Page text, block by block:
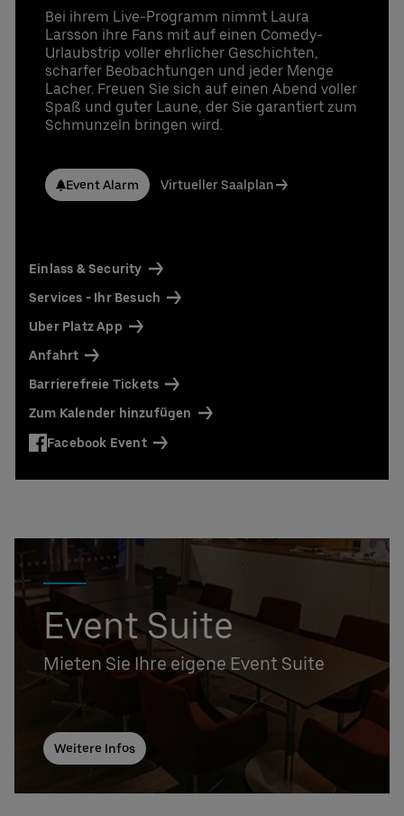
Bei ihrem Live-Programm nimmt Laura
Larsson ihre Fans mit auf einen Comedy-
Urlaubstrip voller ehrlicher Geschichten,
scharfer Beobachtungen und jeder Menge
Lacher. Freuen Sie sich auf einen Abend voller
Spaß und guter Laune, der Sie garantiert zum
Schmunzeln bringen wird.
Event Alarm Virtueller Saalplan
Einlass & Security
Services - Ihr Besuch
Uber Platz App
Anfahrt
Barrierefreie Tickets
Zum Kalender hinzufügen
Facebook Event
Event Suite
Mieten Sie Ihre eigene Event Suite
Weitere Infos